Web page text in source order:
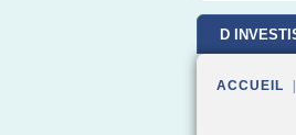
D
ACCUEIL